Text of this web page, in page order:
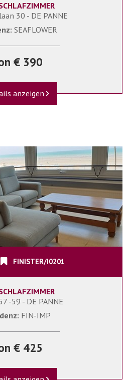
30 - DE PANNE
SEAFLOWER
€ 390
anzeigen
FINISTER/I0201
-59 - DE PANNE
FIN-IMP
€ 425